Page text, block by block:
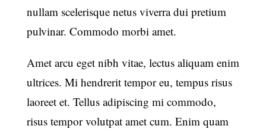
nullam scelerisque netus viverra dui pretium
pulvinar. Commodo morbi amet.
Amet arcu eget nibh vitae, lectus aliquam enim
ultrices. Mi hendrerit tempor eu, tempus risus
laoreet et. Tellus adipiscing mi commodo,
risus tempor volutpat amet cum. Enim quam